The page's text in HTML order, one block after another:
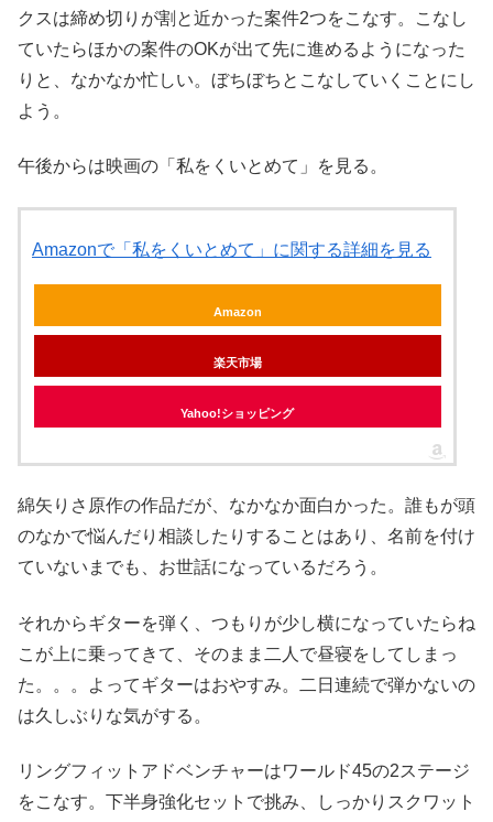
クスは締め切りが割と近かった案件2つをこなす。こなし
ていたらほかの案件のOKが出て先に進めるようになった
りと、なかなか忙しい。ぼちぼちとこなしていくことにし
よう。
午後からは映画の「私をくいとめて」を見る。
Amazonで「私をくいとめて」に関する詳細を見る
Amazon
楽天市場
Yahoo!ショッピング
綿矢りさ原作の作品だが、なかなか面白かった。誰もが頭
のなかで悩んだり相談したりすることはあり、名前を付け
ていないまでも、お世話になっているだろう。
それからギターを弾く、つもりが少し横になっていたらね
こが上に乗ってきて、そのまま二人で昼寝をしてしまっ
た。。。よってギターはおやすみ。二日連続で弾かないの
は久しぶりな気がする。
リングフィットアドベンチャーはワールド45の2ステージ
をこなす。下半身強化セットで挑み、しっかりスクワット